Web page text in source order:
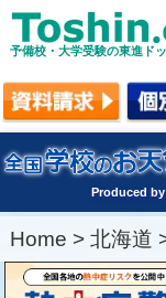
予備校・大学受験の東進ド
Produced by
Home > 北海道